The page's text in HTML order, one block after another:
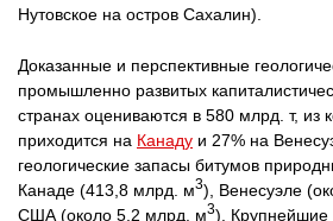
Нутовское на остров Сахалин).
Доказанные и перспективные
промышленно развитых
странах оцениваются в 580 млрд. т, из
приходится на Канаду и 27% на
геологические запасы битумов
Канаде (413,8 млрд. м3), Венесуэле
США (около 5,2 млрд. м3). Крупнейшие